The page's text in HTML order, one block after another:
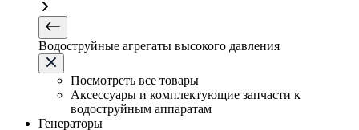
Водоструйные агрегаты высокого давления
Посмотреть все товары
Аксессуары и комплектующие запчасти к
водоструйным аппаратам
Генераторы